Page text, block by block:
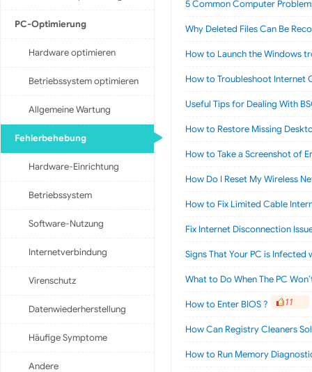
PC-Optimierung
Hardware optimieren
Betriebssystem optimieren
Allgemeine Wartung
Fehlerbehebung
Hardware-Einrichtung
Betriebssystem
Software-Nutzung
Internetverbindung
Virenschutz
Datenwiederherstellung
Häufige Symptome
Andere
5 Common Computer
Why Deleted Files Can Be
How to Launch the Windows
How to Troubleshoot Internet
Useful Tips for Dealing With
How to Restore Missing
How to Take a Screenshot of
How Do I Reset My Wireless
How to Fix Limited Cable
Fix Internet Disconnection
Signs That Your PC is Infected
What to Do When The PC
How to Enter BIOS ? 11
How Can Registry Cleaners
How to Run Memory